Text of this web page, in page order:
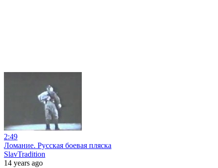
2:49
Ломание. Русская боевая пляска
SlavTradition
14 years ago